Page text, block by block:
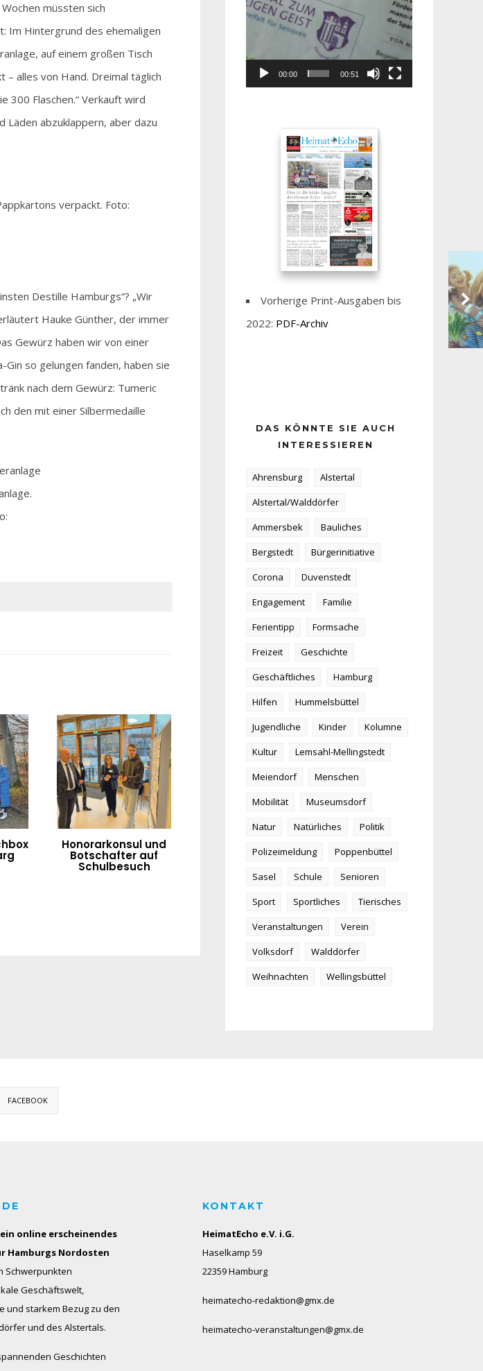
müssten sich
Im Hintergrund des ehemaligen
auf einem großen Tisch
alles von Hand. Dreimal täglich
300 Flaschen.“ Verkauft wird
Läden abzuklappern, aber dazu
verpackt. Foto:
Destille Hamburgs“? „Wir
Hauke Günther, der immer
Gewürz haben wir von einer
Gin so gelungen fanden, haben sie
nach dem Gewürz: Tumeric
den mit einer Silbermedaille
Honorarkonsul und
Botschafter auf
Schulbesuch
00:00 00:51
Vorherige Print-Ausgaben bis
2022: PDF-Archiv
DAS KÖNNTE SIE AUCH
INTERESSIEREN
Ahrensburg
Alstertal
Alstertal/Walddörfer
Ammersbek
Bauliches
Bergstedt
Bürgerinitiative
Corona
Duvenstedt
Engagement
Familie
Ferientipp
Formsache
Freizeit
Geschichte
Geschäftliches
Hamburg
Hilfen
Hummelsbüttel
Jugendliche
Kinder
Kolumne
Kultur
Lemsahl-Mellingstedt
Meiendorf
Menschen
Mobilität
Museumsdorf
Natur
Natürliches
Politik
Polizeimeldung
Poppenbüttel
Sasel
Schule
Senioren
Sport
Sportliches
Tierisches
Veranstaltungen
Verein
Volksdorf
Walddörfer
Weihnachten
Wellingsbüttel
FACEBOOK
online erscheinendes
Hamburgs Nordosten
Schwerpunkten
Geschäftswelt,
und starkem Bezug zu den
und des Alstertals.
Geschichten
KONTAKT
HeimatEcho e.V. i.G.
Haselkamp 59
22359 Hamburg
heimatecho-redaktion@gmx.de
heimatecho-veranstaltungen@gmx.de